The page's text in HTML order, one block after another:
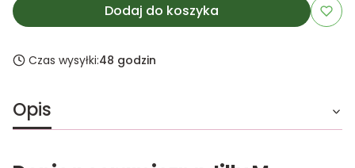
Dodaj do koszyka
Czas wysyłki:48 godzin
Opis